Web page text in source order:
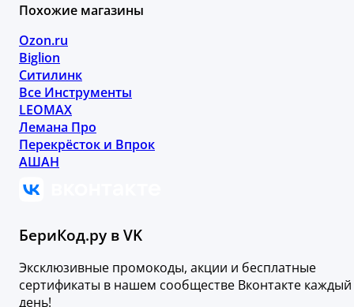
Похожие магазины
Ozon.ru
Biglion
Ситилинк
Все Инструменты
LEOMAX
Лемана Про
Перекрёсток и Впрок
АШАН
БериКод.ру в VK
Эксклюзивные промокоды, акции и бесплатные
сертификаты в нашем сообществе Вконтакте каждый
день!